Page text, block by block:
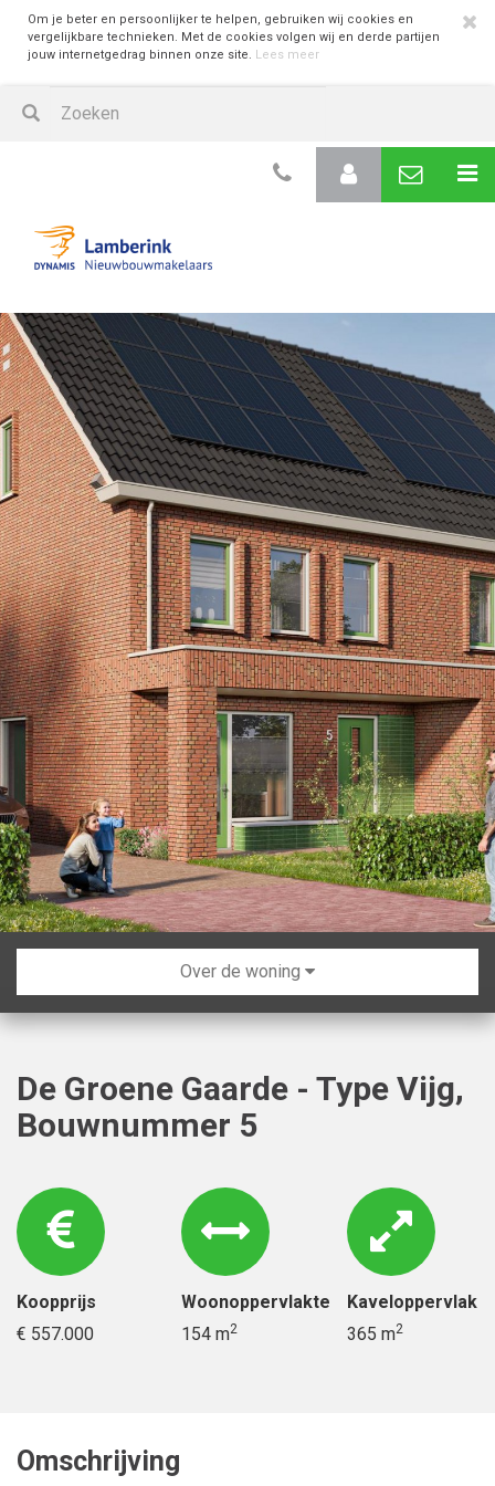
Om je beter en persoonlijker te helpen, gebruiken wij cookies en
vergelijkbare technieken. Met de cookies volgen wij en derde partijen
jouw internetgedrag binnen onze site. Lees meer
Over de woning
De Groene Gaarde - Type Vijg,
Bouwnummer 5
Koopprijs
€ 557.000
Woonoppervlakte
154 m2
Kaveloppervlak
365 m2
Omschrijving